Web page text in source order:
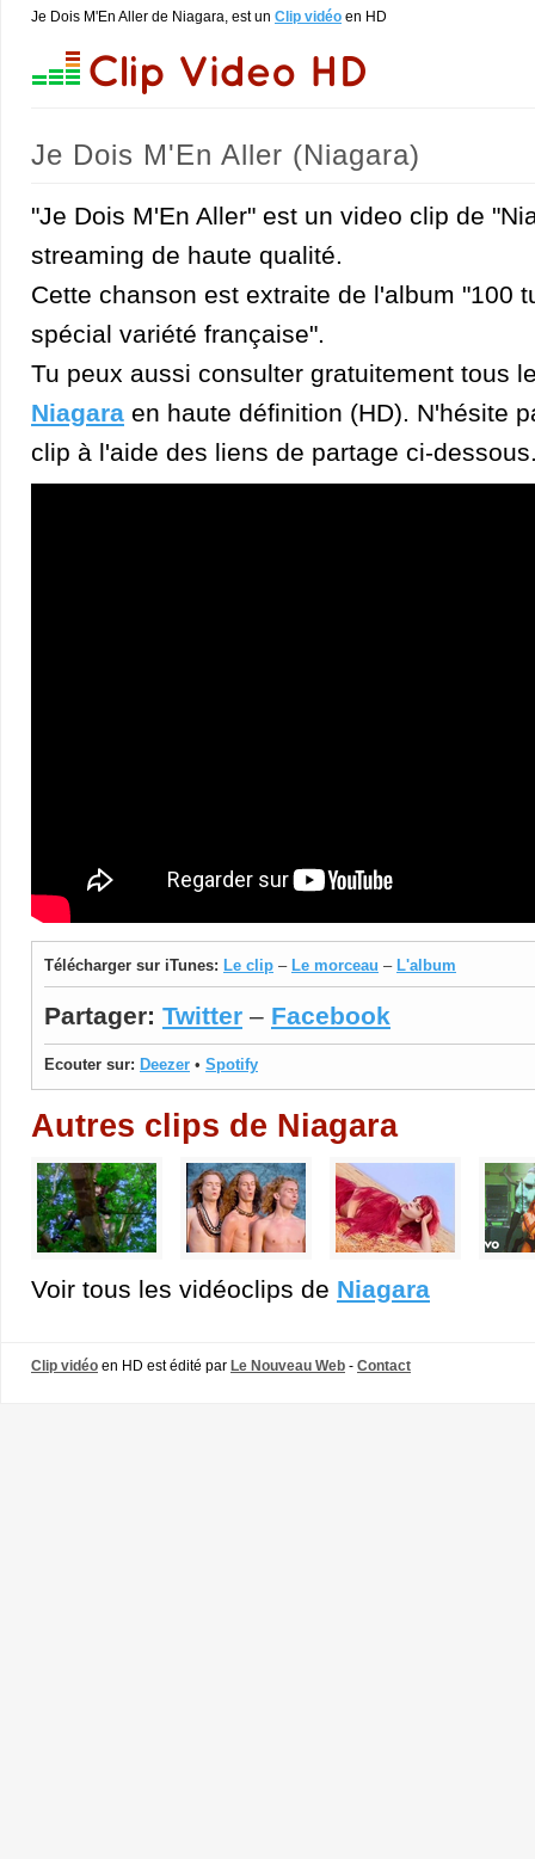
Je Dois M'En Aller de Niagara, est un Clip vidéo en HD
Je Dois M'En Aller (Niagara)
"Je Dois M'En Aller" est un video clip de
streaming de haute qualité.
Cette chanson est extraite de l'album "100
spécial variété française".
Tu peux aussi consulter gratuitement tous
Niagara en haute définition (HD). N'hésite
clip à l'aide des liens de partage ci-
Télécharger sur iTunes: Le clip – Le morceau – L'album
Partager: Twitter – Facebook
Ecouter sur: Deezer • Spotify
Autres clips de Niagara
Voir tous les vidéoclips de Niagara
Clip vidéo en HD est édité par Le Nouveau Web - Contact